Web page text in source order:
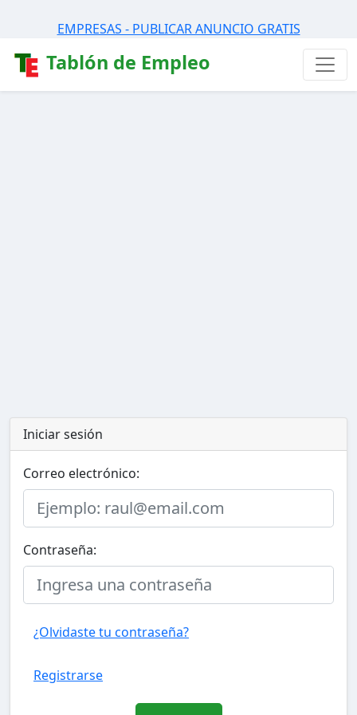
EMPRESAS - PUBLICAR ANUNCIO GRATIS
Tablón de Empleo
Iniciar sesión
Correo electrónico:
Contraseña:
¿Olvidaste tu contraseña?
Registrarse